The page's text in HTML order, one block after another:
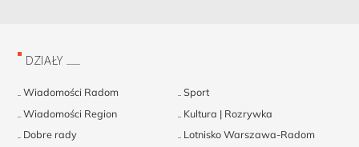
DZIAŁY
Wiadomości Radom
Sport
Wiadomości Region
Kultura | Rozrywka
Dobre rady
Lotnisko Warszawa-Radom